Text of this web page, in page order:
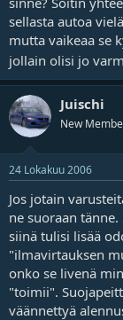
sellasta autoa
mutta vaikeaa se
jollain olisi jo
Juischi
New
24 Lokakuu 2006
Jos jotain
ne suoraan
siinä tulisi lisää
"ilmavirtauksen
onko se livenä
"toimii".
väännettyä